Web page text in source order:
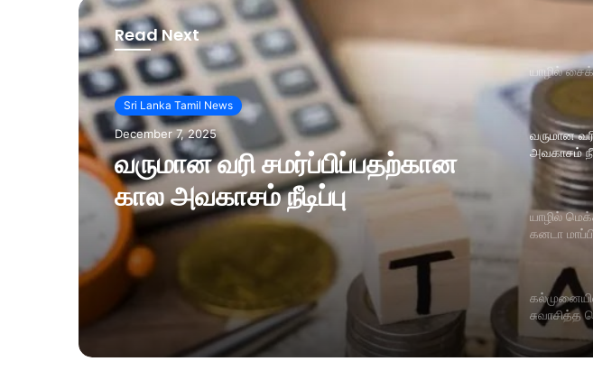
Read Next
Sri Lanka Tamil News
December 7, 2025
வருமான வரி சமர்ப்பிப்பதற்கான
கால அவகாசம் நீடிப்பு
யாழில்
வருமான
அவகாசம்
யாழில்
கனடா